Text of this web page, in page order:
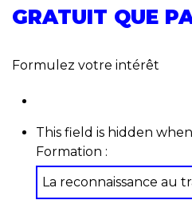
GRATUIT QUE
Formulez votre intérêt
This field is hidden
Formation :